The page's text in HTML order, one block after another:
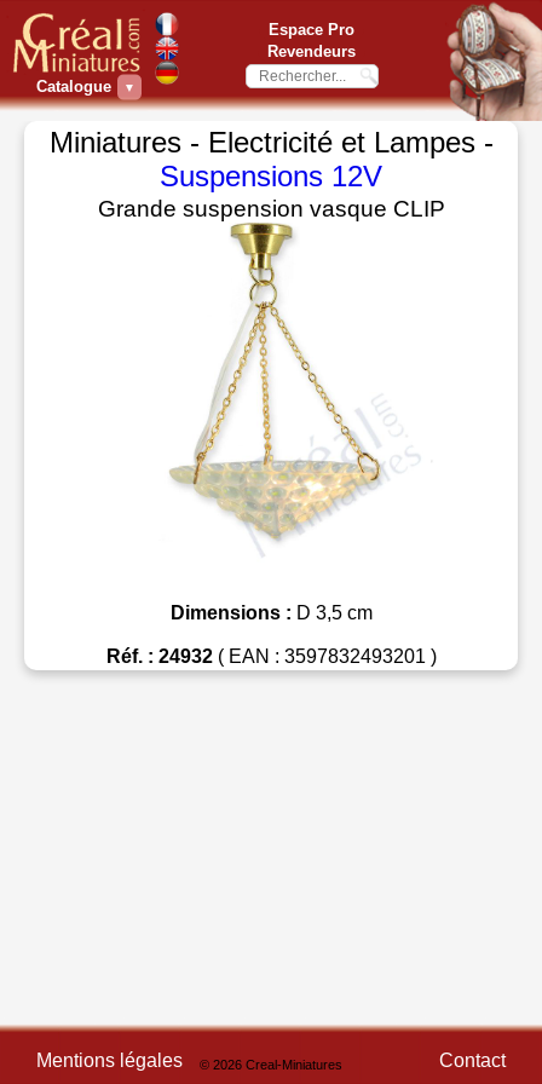
Catalogue ▼
Espace Pro
Revendeurs
Miniatures - Electricité et Lampes -
Suspensions 12V
Grande suspension vasque CLIP
Dimensions : D 3,5 cm
Réf. : 24932( EAN : 3597832493201 )
Mentions légales © 2026 Creal-Miniatures Contact